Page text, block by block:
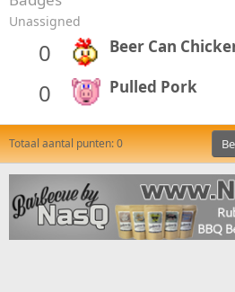
Unassigned
0 Beer Can
0 Pulled Pork
Totaal aantal punten: 0